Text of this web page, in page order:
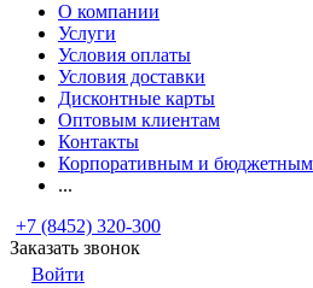
О компании
Услуги
Условия оплаты
Условия доставки
Дисконтные карты
Оптовым клиентам
Контакты
Корпоративным и бюджетным
...
+7 (8452) 320-300
Заказать звонок
Войти